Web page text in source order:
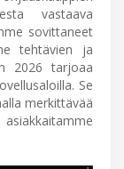
vastaava
sovittaneet
tehtävien ja
2026 tarjoaa
Se
merkittävää